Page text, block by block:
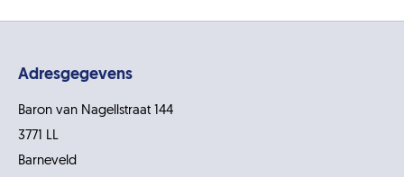
Adresgegevens
Baron van Nagellstraat 144
3771 LL
Barneveld